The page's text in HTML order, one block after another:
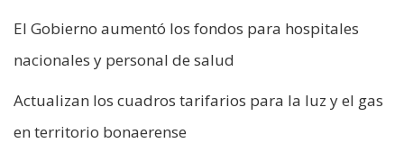
El Gobierno aumentó los fondos para hospitales
nacionales y personal de salud
Actualizan los cuadros tarifarios para la luz y el gas
en territorio bonaerense